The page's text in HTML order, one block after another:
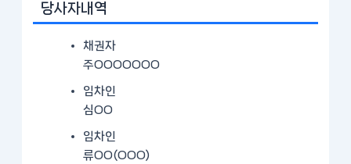
당사자내역
채권자
주OOOOOOO
임차인
심OO
임차인
류OO(OOO)